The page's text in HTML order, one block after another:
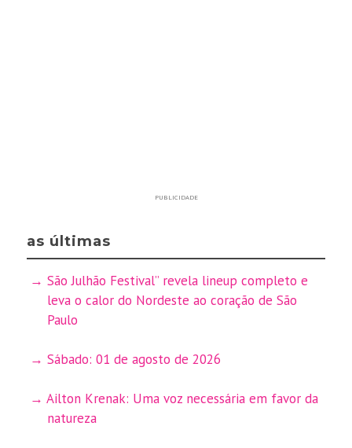
PUBLICIDADE
as últimas
São Julhão Festival” revela lineup completo e
leva o calor do Nordeste ao coração de São
Paulo
Sábado: 01 de agosto de 2026
Ailton Krenak: Uma voz necessária em favor da
natureza